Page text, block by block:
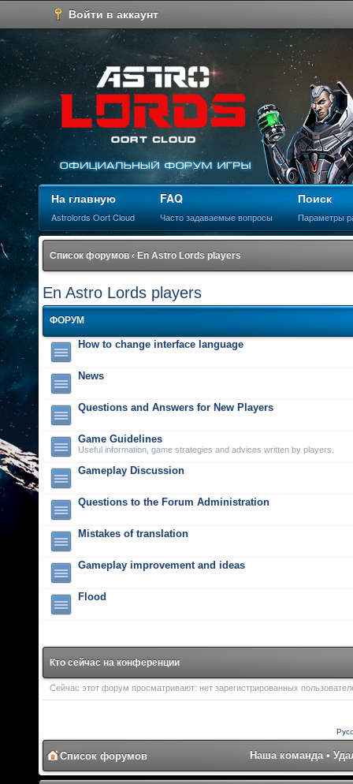
Войти в аккаунт
На главную
Astrolords Oort Cloud
FAQ
Часто задаваемые вопросы
Поиск
Параметры
Список форумов ‹ En Astro Lords players
En Astro Lords players
ФОРУМ
How to change interface language
News
Questions and Answers for New Players
Game Guidelines
Useful information, game strategies and advices written by players.
Gameplay Discussion
Questions to the Forum Administration
Mistakes of translation
Gameplay improvement and ideas
Flood
Кто сейчас на конференции
Сейчас этот форум просматривают: нет зарегистрированных
Список форумов Наша команда •